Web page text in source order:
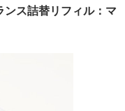
ス詰替リフィル：マ